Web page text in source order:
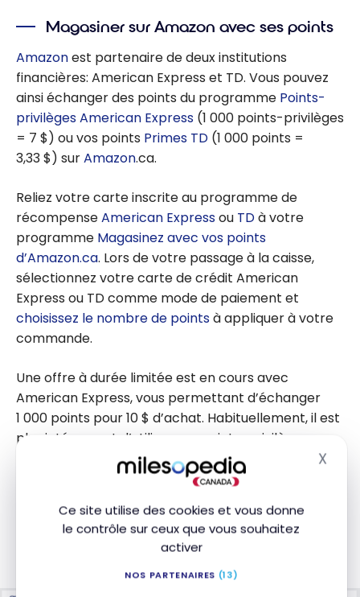
Ce site utilise des cookies et vous donne
le contrôle sur ceux que vous souhaitez
activer
NOS PARTENAIRES (13)
X
Magasiner sur Amazon avec ses points
Amazonest partenaire de deux institutions
financières: American Express et TD. Vous pouvez
ainsi échanger des points du programme Points-
privilèges American Express (1 000 points-privilèges
= 7 $) ou vos points Primes TD (1 000 points =
3,33 $) surAmazon.ca.
Reliez votre carte inscrite au programme de
récompenseAmerican Expressou TDà votre
programme Magasinez avec vos points
d’Amazon.ca. Lors de votre passage à la caisse,
sélectionnez votre carte de crédit American
Express ou TD comme mode de paiement et
choisissez le nombre de pointsà appliquer à votre
commande.
Une offre à durée limitée est en cours avec
American Express, vous permettant d’échanger
1 000 points pour 10 $ d’achat. Habituellement, il est
plus intéressant d’utiliser vos points-privilèges sur
Amazon une fois celui-ci porté sur
votre carte de crédit American Express
utiliser vos points comme un crédit au compte au
taux de1 000 points-privilèges = 10 $. Comme par